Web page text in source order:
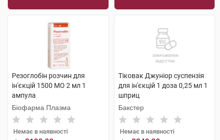
Резоглобін розчин для
ін'єкцій 1500 МО 2 мл 1
ампула
Біофарма Плазма
Немає в наявності
Тіковак Джуніор суспензія
для ін'єкцій 1 доза 0,25 мл 1
шприц
Бакстер
Немає в наявності